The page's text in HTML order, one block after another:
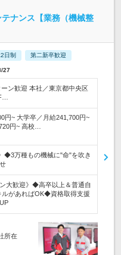
ナンス【業務（機械整
日制 第二新卒歓迎
27
ン歓迎 本社／東京都中央区
円~ 大学卒／月給241,700円~
円~ 高校…
◆3万種もの機械に"命"を吹き
大歓迎》◆高卒以上＆普通自
ルがあればOK◆資格取得支援
所在